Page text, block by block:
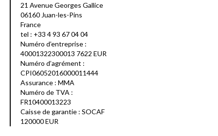
21 Avenue Georges Gallice
06160 Juan-les-Pins
France
tel : +33 4 93 67 04 04
Numéro d’entreprise :
40001322300013 7622 EUR
Numéro d’agrément :
CPI06052016000011444
Assurance : MMA
Numéro de TVA :
FR10400013223
Caisse de garantie : SOCAF
120000 EUR